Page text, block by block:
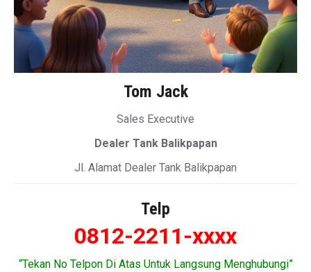
Tom Jack
Sales Executive
Dealer Tank Balikpapan
Jl. Alamat Dealer Tank Balikpapan
Telp
0812-2211-xxxx
“Tekan No Telpon Di Atas Untuk Langsung Menghubungi”